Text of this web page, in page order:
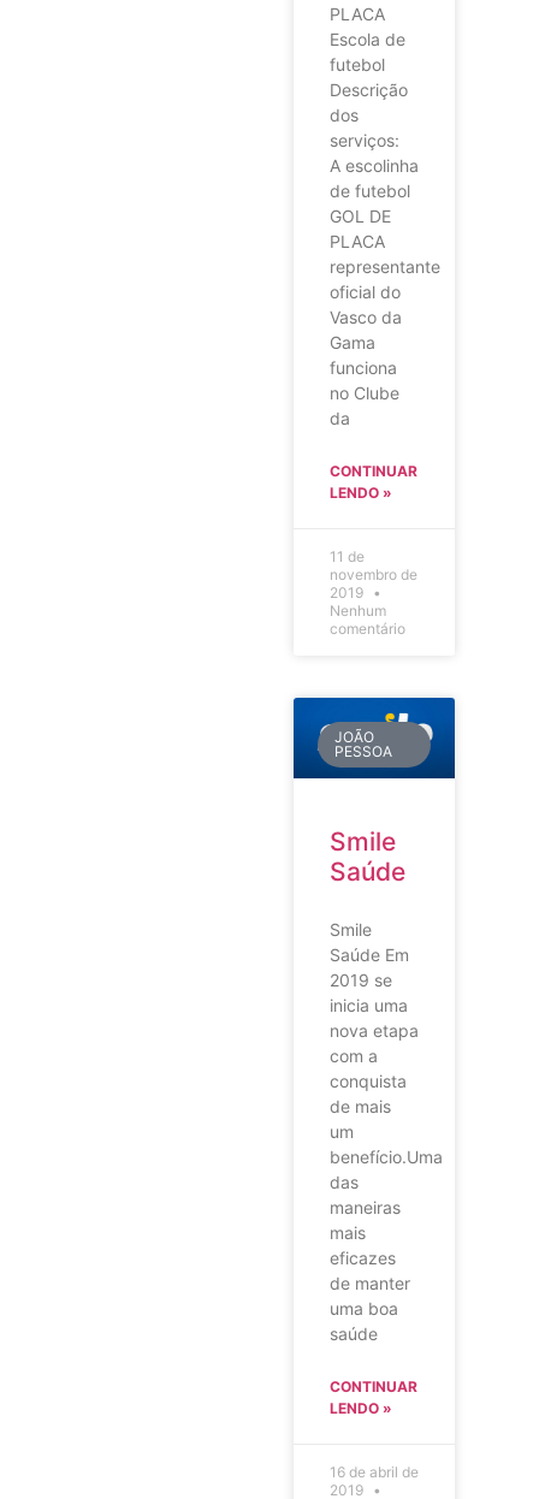
PLACA
Escola de
futebol
Descrição
dos
serviços:
A escolinha
de futebol
GOL DE
PLACA
representante
oficial do
Vasco da
Gama
funciona
no Clube
da
CONTINUAR
LENDO »
11 de
novembro de
2019
Nenhum
comentário
JOÃO
PESSOA
Smile
Saúde
Smile
Saúde Em
2019 se
inicia uma
nova etapa
com a
conquista
de mais
um
benefício.Uma
das
maneiras
mais
eficazes
de manter
uma boa
saúde
CONTINUAR
LENDO »
16 de abril de
2019